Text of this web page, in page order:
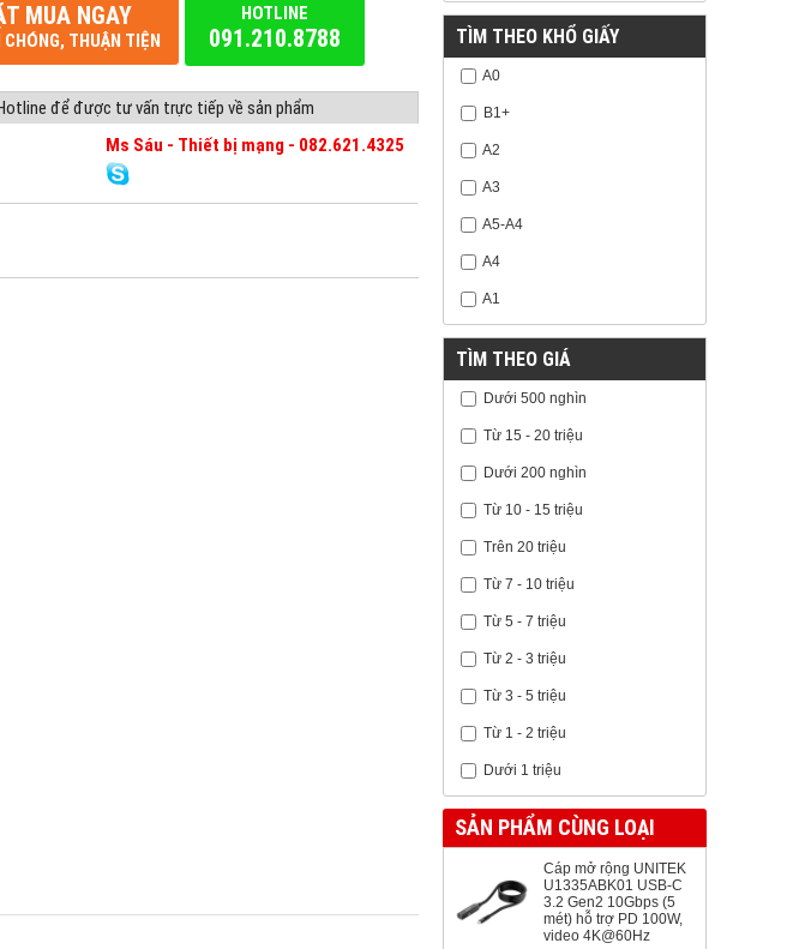
MUA NGAY
CHÓNG, THUẬN TIỆN
HOTLINE
091.210.8788
để được tư vấn trực tiếp về sản phẩm
Ms Sáu - Thiết bị mạng - 082.621.4325
TÌM THEO KHỔ GIẤY
A0
B1+
A2
A3
A5-A4
A4
A1
TÌM THEO GIÁ
Dưới 500 nghìn
Từ 15 - 20 triệu
Dưới 200 nghìn
Từ 10 - 15 triệu
Trên 20 triệu
Từ 7 - 10 triệu
Từ 5 - 7 triệu
Từ 2 - 3 triệu
Từ 3 - 5 triệu
Từ 1 - 2 triệu
Dưới 1 triệu
SẢN PHẨM CÙNG LOẠI
Cáp mở rộng UNITEK
U1335ABK01 USB-C
3.2 Gen2 10Gbps (5
mét) hỗ trợ PD 100W,
video 4K@60Hz